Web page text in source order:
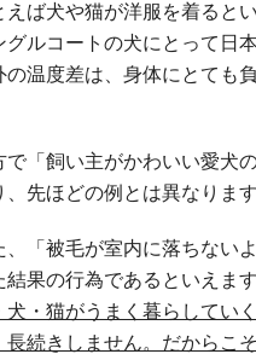
えば犬や猫が洋服を着ると
グルコートの犬にとって日
の温度差は、身体にとても
で「飼い主がかわいい愛犬
、先ほどの例とは異なります
、「被毛が室内に落ちない
結果の行為であるといえます
犬・猫がうまく暮らしてい
長続きしません。だからこ